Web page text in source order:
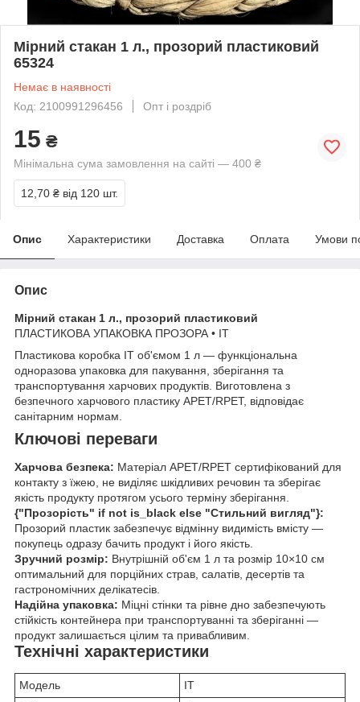
Мірний стакан 1 л., прозорий пластиковий
65324
Немає в наявності
Код: 2100991296456
Опт і роздріб
15 ₴
Мінімальна сума замовлення на сайті — 400 ₴
12,70 ₴ від 120 шт.
Опис Характеристики Доставка Оплата Умови
Опис
Мірний стакан 1 л., прозорий пластиковий
ПЛАСТИКОВА УПАКОВКА ПРОЗОРА • IT
Пластикова коробка IT об'ємом 1 л — функціональна
одноразова упаковка для пакування, зберігання та
транспортування харчових продуктів. Виготовлена з
безпечного харчового пластику APET/RPET, відповідає
санітарним нормам.
Ключові переваги
Харчова безпека: Матеріал APET/RPET сертифікований для
контакту з їжею, не виділяє шкідливих речовин та зберігає
якість продукту протягом усього терміну зберігання.
{"Прозорість" if not is_black else "Стильний вигляд"}:
Прозорий пластик забезпечує відмінну видимість вмісту —
покупець одразу бачить продукт і його якість.
Зручний розмір: Внутрішній об'єм 1 л та розмір 10×10 см
оптимальний для порційних страв, салатів, десертів та
гастрономічних делікатесів.
Надійна упаковка: Міцні стінки та рівне дно забезпечують
стійкість контейнера при транспортуванні та зберіганні —
продукт залишається цілим та привабливим.
Технічні характеристики
Модель
IT